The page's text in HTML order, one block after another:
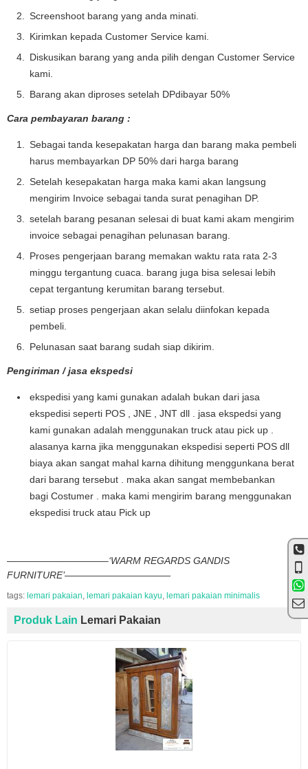
Screenshoot barang yang anda minati.
Kirimkan kepada Customer Service kami.
Diskusikan barang yang anda pilih dengan Customer Service
kami.
Barang akan diproses setelah DPdibayar 50%
Cara pembayaran barang :
Sebagai tanda kesepakatan harga dan barang maka pembeli
harus membayarkan DP 50% dari harga barang
Setelah kesepakatan harga maka kami akan langsung
mengirim Invoice sebagai tanda surat penagihan DP.
setelah barang pesanan selesai di buat kami akam mengirim
invoice sebagai penagihan pelunasan barang.
Proses pengerjaan barang memakan waktu rata rata 2-3
minggu tergantung cuaca. barang juga bisa selesai lebih
cepat tergantung kerumitan barang tersebut.
setiap proses pengerjaan akan selalu diinfokan kepada
pembeli.
Pelunasan saat barang sudah siap dikirim.
Pengiriman / jasa ekspedsi
ekspedisi yang kami gunakan adalah bukan dari jasa
ekspedisi seperti POS , JNE , JNT dll . jasa ekspedsi yang
kami gunakan adalah menggunakan truck atau pick up .
alasanya karna jika menggunakan ekspedisi seperti POS dll
biaya akan sangat mahal karna dihitung menggunkana berat
dari barang tersebut . maka akan sangat membebankan
bagi Costumer . maka kami mengirim barang menggunakan
ekspedisi truck atau Pick up
——————————–‘WARM REGARDS GANDIS
FURNITURE’———————————
tags: lemari pakaian lemari pakaian kayu lemari pakaian minimalis
Produk Lain Lemari Pakaian